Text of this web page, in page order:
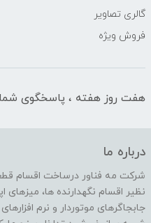
گالری تصاویر
فروش ویژه
هفت روز هفته ، پاسخگوی
درباره ما
شرکت مه فناور درساخت اقسام
نظیر اقسام نگهدارنده ها،
جابجاگرهای موتوردار و نرم